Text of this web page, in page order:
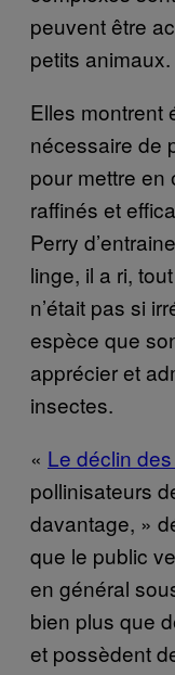
peuvent être
petits animaux.
Elles montrent
nécessaire de
pour mettre
raffinés et
Perry
linge, il a ri,
n’était pas si
espèce que
apprécier et
insectes.
« Le déclin
pollinisateurs
davantage, »
que le public
en général
bien plus que
et possèdent